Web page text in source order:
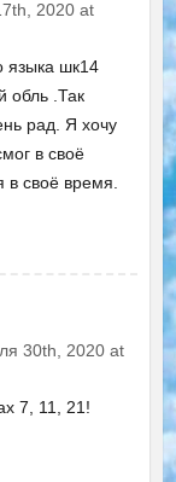
2020 at
языка шк14
обль .Так
рад. Я хочу
в своё
в своё время.
30th, 2020 at
7, 11, 21!